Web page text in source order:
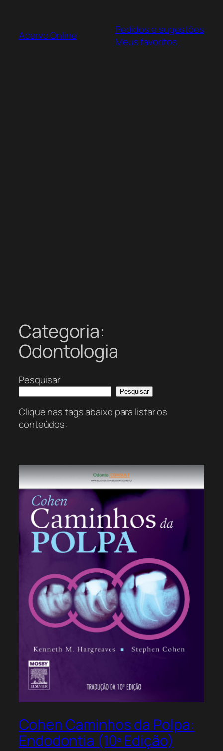
Acervo Online
Pedidos e sugestões
Meus favoritos
Categoria:
Odontologia
Pesquisar
Pesquisar
Clique nas tags abaixo para listar os
conteúdos:
Cohen Caminhos da Polpa:
Endodontia (10ª Edição)